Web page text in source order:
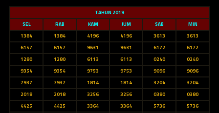
TAHUN 2019
SEL
RAB KAM JUM SAB
MIN
1384
1384 4196 4196 3613
3613
6157
6157 9631 9631 6172
6172
1280
1280 6113 6113 0240
0240
9354
9354 9753 9753 9096
9096
7937
7937 1814 1814 3204
3204
2018
2018 3256 3256 0380
0380
4425
4425 3364 3364 5736
5736